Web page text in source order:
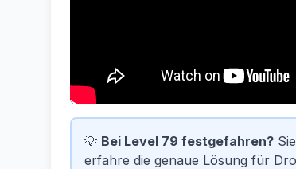
💡 Bei Level 79 festgefahren?
erfahre die genaue Lösung für